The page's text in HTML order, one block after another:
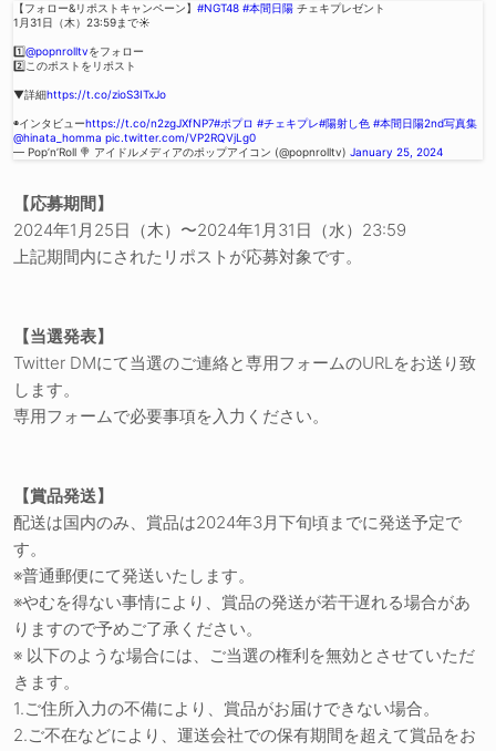
【フォロー&リポストキャンペーン】 #NGT48 #本間日陽 チェキプレゼント
1月31日（木）23:59まで☀️
1️⃣@popnrolltvをフォロー
2️⃣このポストをリポスト
▼詳細https://t.co/zioS3ITxJo
◉インタビューhttps://t.co/n2zgJXfNP7#ポプロ #チェキプレ#陽射し色 #本間日陽2nd写真集
@hinata_homma pic.twitter.com/VP2RQVjLg0
— Pop’n’Roll 🍭 アイドルメディアのポップアイコン (@popnrolltv) January 25, 2024
【応募期間】
2024年1月25日（木）〜2024年1月31日（水）23:59
上記期間内にされたリポストが応募対象です。
【当選発表】
Twitter DMにて当選のご連絡と専用フォームのURLをお送り致
します。
専用フォームで必要事項を入力ください。
【賞品発送】
配送は国内のみ、賞品は2024年3月下旬頃までに発送予定で
す。
※普通郵便にて発送いたします。
※やむを得ない事情により、賞品の発送が若干遅れる場合があ
りますので予めご了承ください。
※ 以下のような場合には、ご当選の権利を無効とさせていただ
きます。
1.ご住所入力の不備により、賞品がお届けできない場合。
2.ご不在などにより、運送会社での保有期間を超えて賞品をお